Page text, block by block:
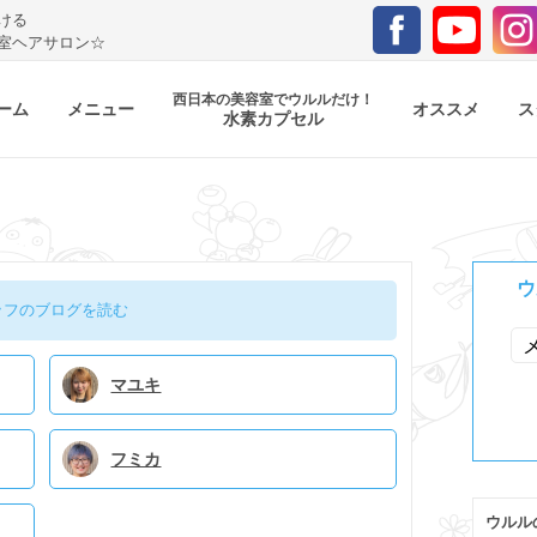
る
ヘアサロン☆
ム メニュー 西日本の美容室でウルルだけ！
水素カプセル オススメ
のブログを読む
マユキ
フミカ
ウルル